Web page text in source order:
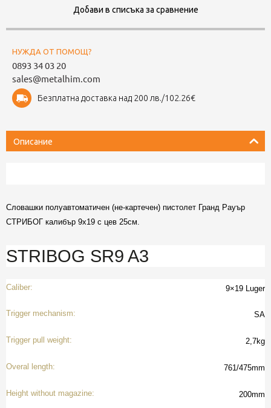
Добави в списъка за сравнение
НУЖДА ОТ ПОМОЩ?
0893 34 03 20
sales@metalhim.com
Безплатна доставка над 200 лв./102.26€
Описание
Словашки полуавтоматичен (не-картечен) пистолет Гранд Рауър
СТРИБОГ калибър 9х19 с цев 25см.
STRIBOG SR9 A3
Caliber: 9×19 Luger
Trigger mechanism: SA
Trigger pull weight: 2,7kg
Overal length: 761/475mm
Height without magazine: 200mm